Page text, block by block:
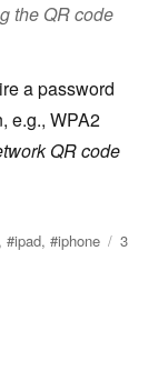
the QR code
a password
e.g., WPA2
QR code
,#ipad,#iphone
3